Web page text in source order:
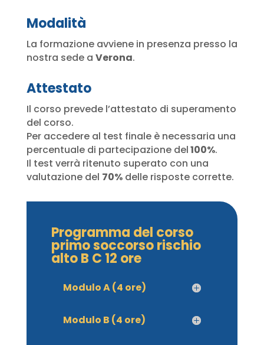
Modalità
La formazione avviene in presenza presso la
nostra sede a Verona.
Attestato
Il corso prevede l’attestato di superamento
del corso.
Per accedere al test finale è necessaria una
percentuale di partecipazione del100%.
Il test verrà ritenuto superato con una
valutazione del 70%delle risposte corrette.
Programma del corso
primo soccorso rischio
alto B C 12 ore
Modulo A (4 ore)
Modulo B (4 ore)